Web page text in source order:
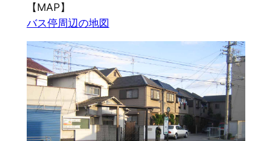
【MAP】
バス停周辺の地図